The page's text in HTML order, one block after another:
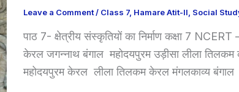
Leave a Comment/ Class 7, Hamare Atit-II, Social
पाठ 7- क्षेत्रीय संस्कृतियों का निर्माण कक्षा 7
केरल जगन्नाथ बंगाल महोदयपुरम उड़ीसा लीला
महोदयपुरम केरल लीला तिलकम केरल मंगलकाव्य बंगाल